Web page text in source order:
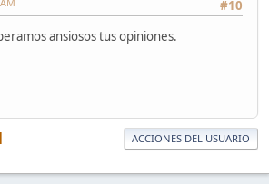
#10
ansiosos tus opiniones.
ACCIONES DEL USUARIO